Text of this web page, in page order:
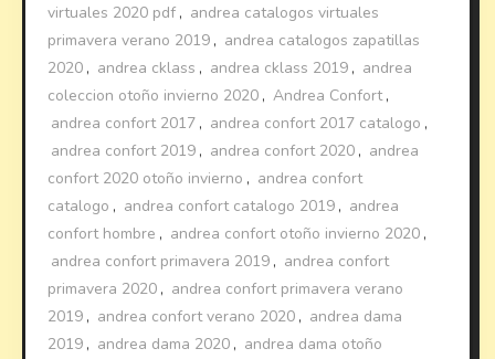
virtuales 2020 pdf , andrea catalogos virtuales
primavera verano 2019 , andrea catalogos zapatillas
2020 , andrea cklass , andrea cklass 2019 , andrea
coleccion otoño invierno 2020 , Andrea Confort,
andrea confort 2017 , andrea confort 2017 catalogo ,
andrea confort 2019 , andrea confort 2020 , andrea
confort 2020 otoño invierno , andrea confort
catalogo , andrea confort catalogo 2019 , andrea
confort hombre , andrea confort otoño invierno 2020 ,
andrea confort primavera 2019 , andrea confort
primavera 2020 , andrea confort primavera verano
2019 , andrea confort verano 2020 , andrea dama
2019 , andrea dama 2020 , andrea dama otoño